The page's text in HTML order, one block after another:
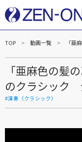
TOP 動画一覧 「亜
「亜麻色の髪
のクラシック
#演奏（クラシック）